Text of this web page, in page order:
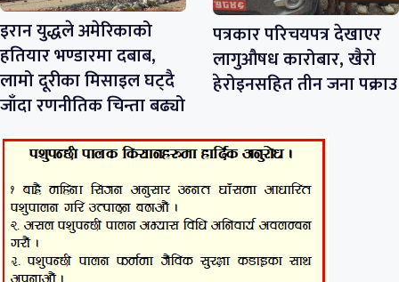
इरान युद्धले अमेरिकाको
हतियार भण्डारमा दबाब,
लामो दूरीका मिसाइल घट्दै
जाँदा रणनीतिक चिन्ता बढ्यो
पत्रकार परिचयपत्र देखाएर
लागुऔषध कारोबार, खैरो
हेरोइनसहित तीन जना पक्राउ